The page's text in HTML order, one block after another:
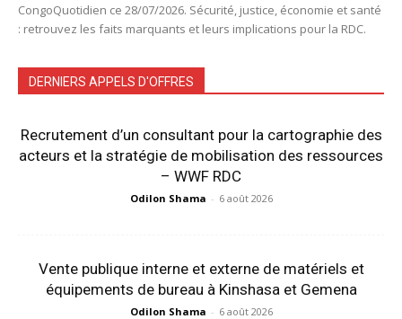
CongoQuotidien ce 28/07/2026. Sécurité, justice, économie et santé
: retrouvez les faits marquants et leurs implications pour la RDC.
DERNIERS APPELS D'OFFRES
Recrutement d’un consultant pour la cartographie des
acteurs et la stratégie de mobilisation des ressources
– WWF RDC
Odilon Shama - 6 août 2026
Vente publique interne et externe de matériels et
équipements de bureau à Kinshasa et Gemena
Odilon Shama - 6 août 2026